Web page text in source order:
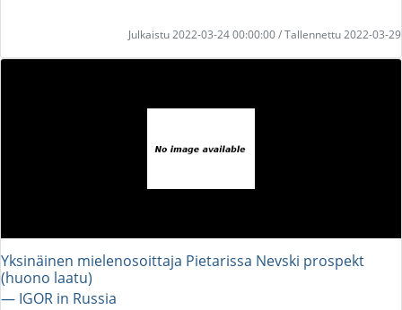
Julkaistu 2022-03-24 00:00:00 / Tallennettu 2022-03-29
Yksinäinen mielenosoittaja Pietarissa Nevski prospekt
(huono laatu)
― IGOR in Russia